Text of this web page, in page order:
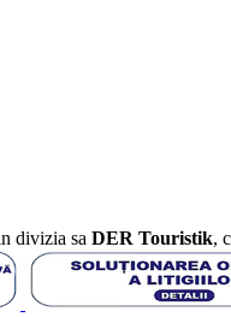
de productie locala la
En/Index
divizia sa DER Touristik,